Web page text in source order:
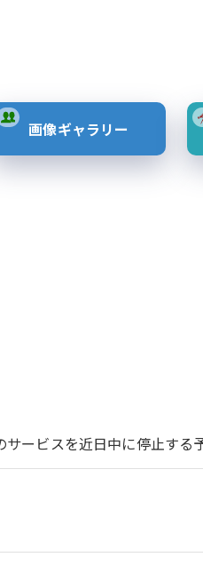
画像ギャラリー
ービスを近日中に停止する予